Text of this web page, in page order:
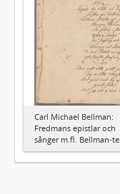
Carl Michael Bellman:
Fredmans epistlar och
sånger m.fl. Bellman-